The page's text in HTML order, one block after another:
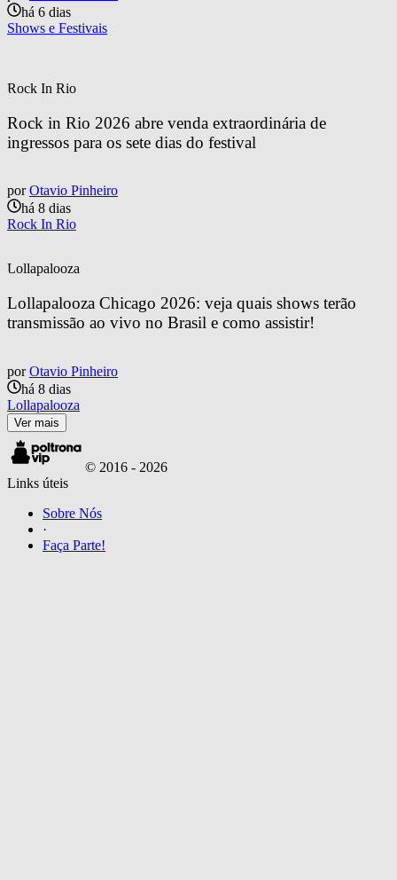
há 6 dias
Shows e Festivais
Rock In Rio
Rock in Rio 2026 abre venda extraordinária de
ingressos para os sete dias do festival
por Otavio Pinheiro
há 8 dias
Rock In Rio
Lollapalooza
Lollapalooza Chicago 2026: veja quais shows terão
transmissão ao vivo no Brasil e como assistir!
por Otavio Pinheiro
há 8 dias
Lollapalooza
Ver mais
© 2016 - 2026
Links úteis
Sobre Nós
·
Faça Parte!